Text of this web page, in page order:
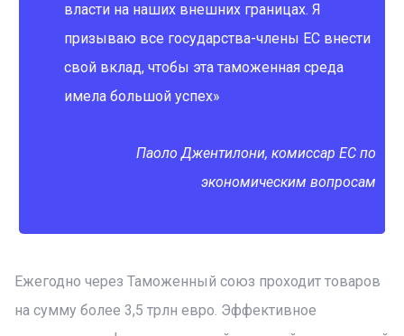
власти на наших внешних границах. Я
призываю все государства-члены ЕС внести
свой вклад, чтобы эта таможенная среда
имела большой успех»
Паоло Джентилони, комиссар ЕС по
экономическим вопросам
Ежегодно через Таможенный союз проходит товаров
на сумму более 3,5 трлн евро. Эффективное